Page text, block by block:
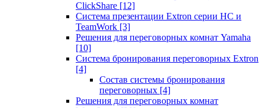
ClickShare [12]
Система презентации Extron серии HC и
TeamWork [3]
Решения для переговорных комнат Yamaha
[10]
Система бронирования переговорных Extron
[4]
Состав системы бронирования
переговорных [4]
Решения для переговорных комнат